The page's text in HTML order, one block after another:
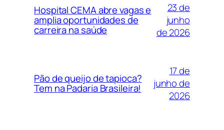
Hospital CEMA abre vagas e
amplia oportunidades de
carreira na saúde
23 de
junho
de 2026
Pão de queijo de tapioca?
Tem na Padaria Brasileira!
17 de
junho de
2026